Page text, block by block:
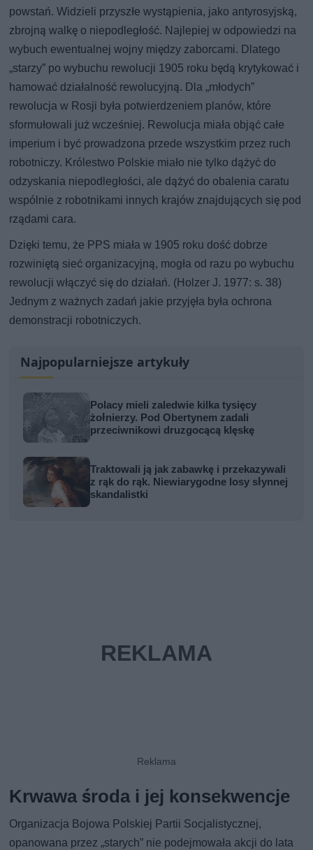
powstań. Widzieli przyszłe wystąpienia, jako antyrosyjską,
zbrojną walkę o niepodległość. Najlepiej w odpowiedzi na
wybuch ewentualnej wojny między zaborcami. Dlatego
„starzy” po wybuchu rewolucji 1905 roku będą krytykować i
hamować działalność rewolucyjną. Dla „młodych”
rewolucja w Rosji była potwierdzeniem planów, które
sformułowali już wcześniej. Rewolucja miała objąć całe
imperium i być prowadzona przede wszystkim przez ruch
robotniczy. Królestwo Polskie miało nie tylko dążyć do
odzyskania niepodległości, ale dążyć do obalenia caratu
wspólnie z robotnikami innych krajów znajdujących się pod
rządami cara.
Dzięki temu, że PPS miała w 1905 roku dość dobrze
rozwiniętą sieć organizacyjną, mogła od razu po wybuchu
rewolucji włączyć się do działań. (Holzer J. 1977: s. 38)
Jednym z ważnych zadań jakie przyjęła była ochrona
demonstracji robotniczych.
Najpopularniejsze artykuły
Polacy mieli zaledwie kilka tysięcy
żołnierzy. Pod Obertynem zadali
przeciwnikowi druzgocącą klęskę
Traktowali ją jak zabawkę i przekazywali
z rąk do rąk. Niewiarygodne losy słynnej
skandalistki
Krwawa środa i jej konsekwencje
Organizacja Bojowa Polskiej Partii Socjalistycznej,
opanowana przez „starych” nie podejmowała akcji do lata